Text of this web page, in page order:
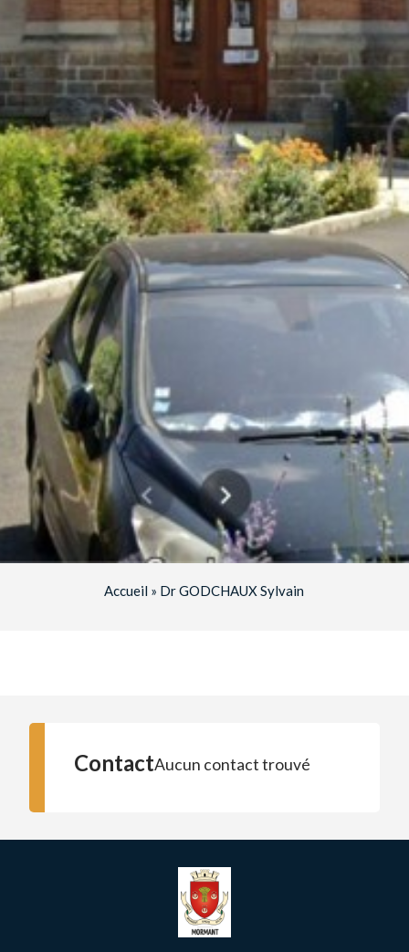
Accueil » Dr GODCHAUX Sylvain
ContactAucun contact trouvé